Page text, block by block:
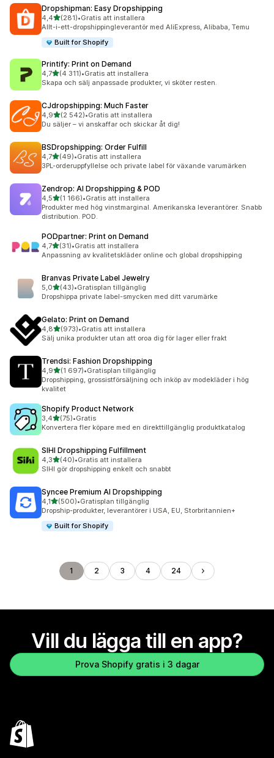
Dropshipman: Easy Dropshipping
4,4av 5 stjärnor
(281)
281 recensioner totalt
•Gratis att installera
Allt-i-ett-dropshippingleverantör med AliExpress, Alibaba, Temu
Built for Shopify
Printify: Print on Demand
4,7av 5 stjärnor
(4 311)
4311 recensioner totalt
•Gratis att installera
Skapa och sälj anpassade produkter, vi sköter resten.
CJdropshipping: Much Faster
4,9av 5 stjärnor
(2 542)
2542 recensioner totalt
•Gratis att installera
Du säljer – vi anskaffar och skickar åt dig!
BSDropshipping: Order Fulfill
4,7av 5 stjärnor
(49)
49 recensioner totalt
•Gratis att installera
3PL-orderuppfyllelse och private label för växande varumärken
Zendrop: AI Dropshipping & POD
4,5av 5 stjärnor
(1 166)
1166 recensioner totalt
•Gratis att installera
Produkter med hög vinstmarginal. Amerikanska leverantörer. Snabb
distribution. POD.
PODpartner: Print on Demand
4,7av 5 stjärnor
(31)
31 recensioner totalt
•Gratis att installera
Anpassning av kvalitetskläder online och global dropshipping
Branvas Private Label Jewelry
5,0av 5 stjärnor
(43)
43 recensioner totalt
•Gratisplan tillgänglig
Dropshippa private label-smycken med ditt varumärke
Gelato: Print on Demand
4,8av 5 stjärnor
(973)
973 recensioner totalt
•Gratis att installera
Sälj unika produkter utan att oroa dig för lager eller frakt
Trendsi: Fashion Dropshipping
4,9av 5 stjärnor
(1 697)
1697 recensioner totalt
•Gratisplan tillgänglig
Dropshipping, grossistförsäljning och inköp av modekläder i hög
kvalitet
Shopify Product Network
3,4av 5 stjärnor
(75)
75 recensioner totalt
•Gratis
Konvertera fler köpare med en direkttillgänglig produktkatalog
SIHI Dropshipping Fulfillment
4,3av 5 stjärnor
(40)
40 recensioner totalt
•Gratis att installera
SIHI gör dropshipping enkelt och snabbt
Syncee Premium AI Dropshipping
4,1av 5 stjärnor
(500)
500 recensioner totalt
•Gratisplan tillgänglig
Dropship-produkter, leverantörer i USA, EU, Storbritannien+
Built for Shopify
1 2 3 4 24
Vill du lägga till en app?
Prova Shopify gratis i 3 dagar